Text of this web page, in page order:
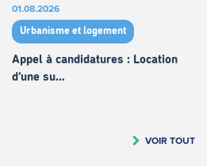
01.08.2026
Urbanisme et logement
Appel à candidatures : Location
d’une su…
VOIR TOUT